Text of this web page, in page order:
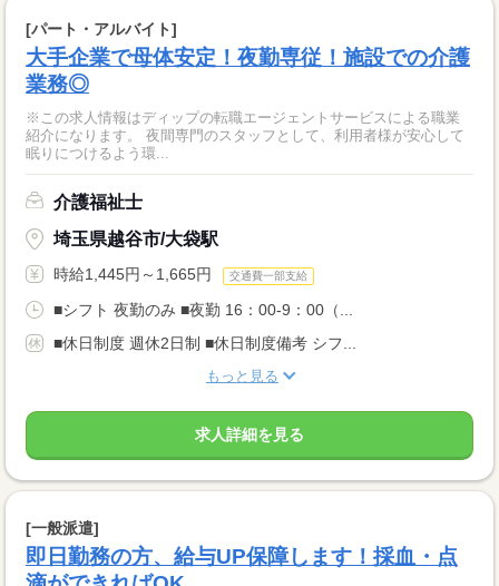
[パート・アルバイト]
大手企業で母体安定！夜勤専従！施設での介護
業務◎
※この求人情報はディップの転職エージェントサービスによる職業
紹介になります。 夜間専門のスタッフとして、利用者様が安心して
眠りにつけるよう環...
介護福祉士
埼玉県越谷市/大袋駅
時給1,445円～1,665円 交通費一部支給
■シフト 夜勤のみ ■夜勤 16：00-9：00（...
■休日制度 週休2日制 ■休日制度備考 シフ...
もっと見る
求人詳細を見る
[一般派遣]
即日勤務の方、給与UP保障します！採血・点